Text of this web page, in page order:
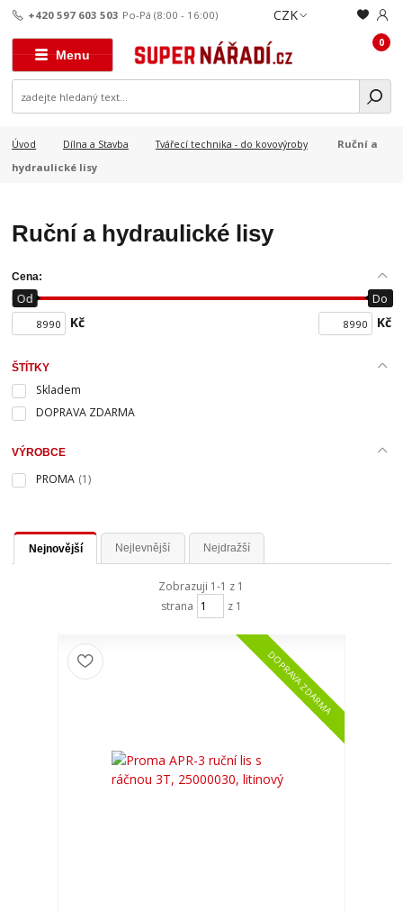
Menu
CZK
+420 597 603 503 Po-Pá (8:00 - 16:00)
0
Úvod Dílna a Stavba Tvářecí technika - do kovovýroby
Ruční a
hydraulické lisy
Ruční a hydraulické lisy
Cena:
Kč
Od Do
Kč
ŠTÍTKY
Skladem
DOPRAVA ZDARMA
VÝROBCE
PROMA (1)
Nejnovější Nejlevnější Nejdražší
Zobrazuji 1-1 z 1
strana
z 1
DOPRAVA ZDARMA